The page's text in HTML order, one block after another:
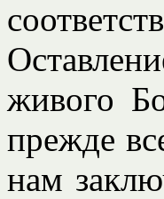
живого
прежде
нам